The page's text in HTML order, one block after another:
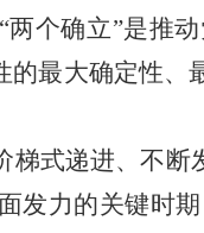
“两个确立”是推
的最大确定性、
梯式递进、不断
发力的关键时